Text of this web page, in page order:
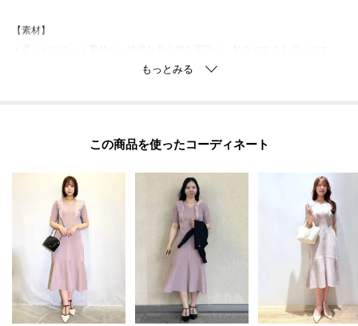
【素材】
・抗ピル加工が施されており、毛玉ができにくく、長く美しい状態を保てま
※製品寸法は平置きのスペックでございます。こちらの商品は伸縮性があり
・ポケットなし
・裏地なし
※こちらの商品はやや透け感があるため、インナーの着用をおすすめしま
す。
この商品を使った